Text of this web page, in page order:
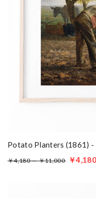
Potato Planters (1861) -
￥4,180 ～ ￥11,000 ￥